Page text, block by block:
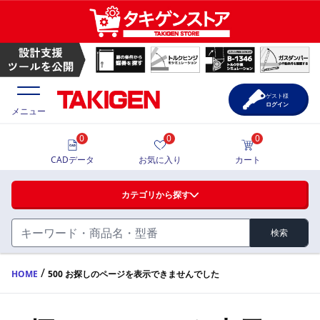
ハンドル・取手・つまみ・周辺機器
FA・A
蝶番・ステー・周辺機器
価格一覧
製品カタログ
メニュー
カテゴリから探す
検索
0
CADデータ
0
お気に入り
0
カート
ゲスト様
ログイン
HOME / 500 お探しのページを表示できませんでした